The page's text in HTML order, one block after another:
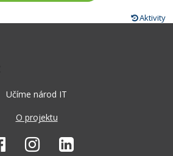
Aktivity
Učíme národ IT
O projektu